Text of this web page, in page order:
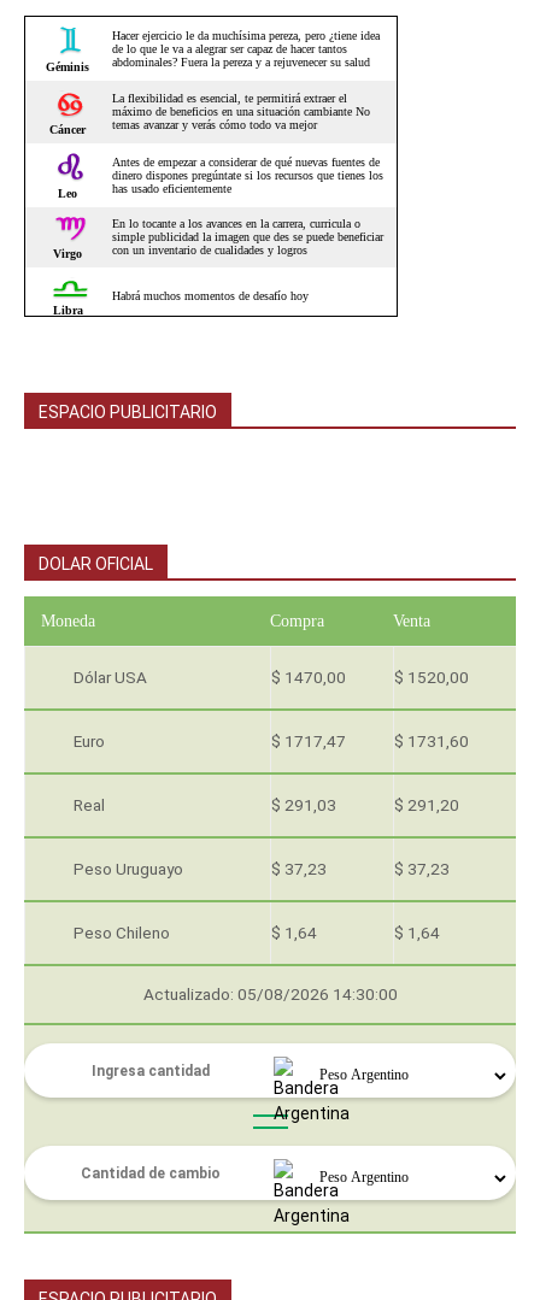
ESPACIO PUBLICITARIO
DOLAR OFICIAL
Moneda Compra Venta
Dólar USA $ 1470,00 $ 1520,00
Euro $ 1717,47 $ 1731,60
Real $ 291,03 $ 291,20
Peso Uruguayo $ 37,23 $ 37,23
Peso Chileno $ 1,64 $ 1,64
Actualizado: 05/08/2026 14:30:00